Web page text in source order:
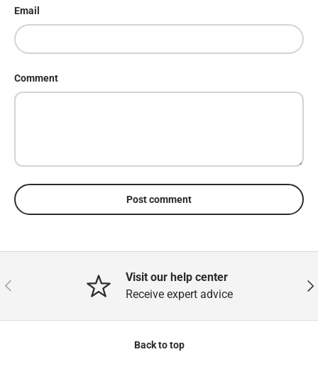
Email
Comment
Post comment
Previous
Visit our help center
Receive expert advice
Back to top